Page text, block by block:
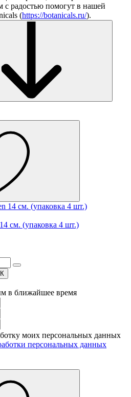
с радостью помогут в нашей
(https://botanicals.ru/).
см. (упаковка 4 шт.)
в ближайшее время
моих персональных данных
персональных данных